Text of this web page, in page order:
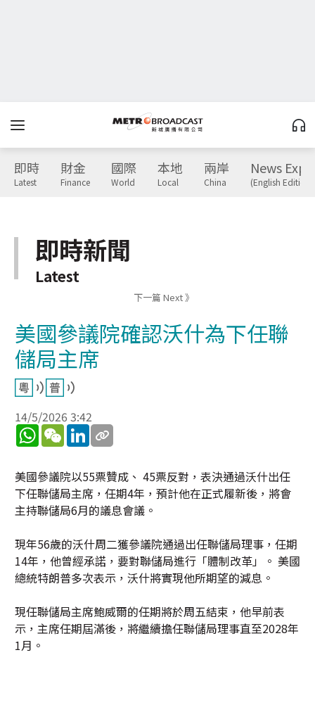
即時
Latest
財金
Finance
國際
World
本地
Local
兩岸
China
News
(English Edition)
即時新聞
Latest
下一篇 Next 》
美國參議院確認沃什為下任聯
儲局主席
14/5/2026 3:42
WhatsApp
WeChatLinkedIn
美國參議院以55票贊成、 45票反對，表決通過沃什出任
下任聯儲局主席，任期4年，預計他在正式履新後，將會
主持聯儲局6月的議息會議。
現年56歲的沃什周二獲參議院通過出任聯儲局理事，任期
14年，他曾經承諾，要對聯儲局進行「體制改革」。 美國
總統特朗普多次表示，沃什將實現他所期望的減息。
現任聯儲局主席鮑威爾的任期將於周五結束，他早前表
示，主席任期屆滿後，將繼續擔任聯儲局理事直至2028年
1月。